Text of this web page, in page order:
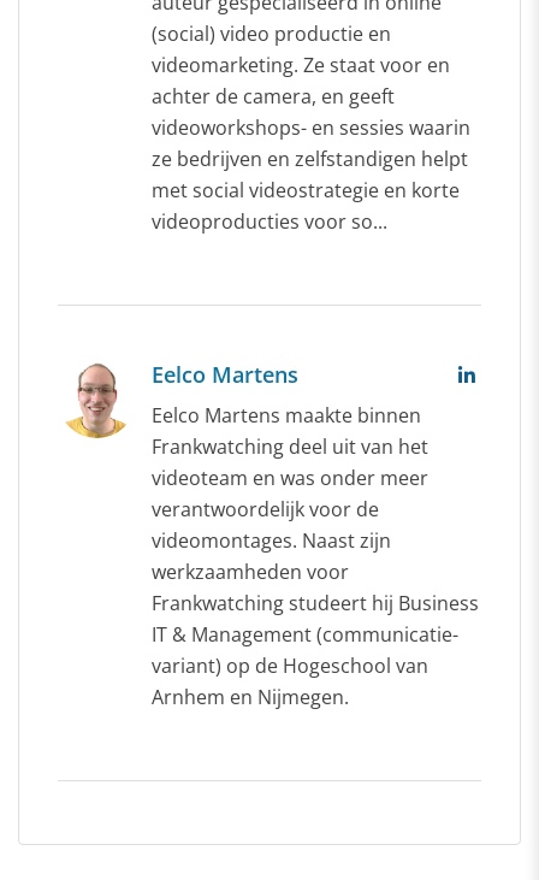
(social) video productie en
videomarketing. Ze staat voor en
achter de camera, en geeft
videoworkshops- en sessies waarin
ze bedrijven en zelfstandigen helpt
met social videostrategie en korte
videoproducties voor so...
Eelco Martens
Eelco Martens maakte binnen
Frankwatching deel uit van het
videoteam en was onder meer
verantwoordelijk voor de
videomontages. Naast zijn
werkzaamheden voor
Frankwatching studeert hij Business
IT & Management (communicatie-
variant) op de Hogeschool van
Arnhem en Nijmegen.